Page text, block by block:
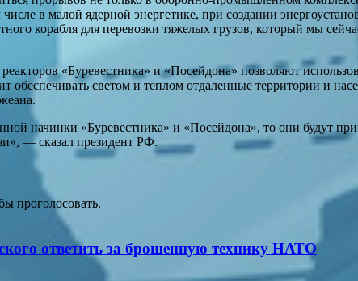
в малой ядерной энергетике, при создании
корабля для перевозки тяжелых грузов, который мы
«Буревестника» и «Посейдона» позволяют
обеспечивать светом и теплом отдаленные территории и
начинки «Буревестника» и «Посейдона», то они будут
— сказал президент РФ.
проголосовать.
ответить за брошенную технику НАТО